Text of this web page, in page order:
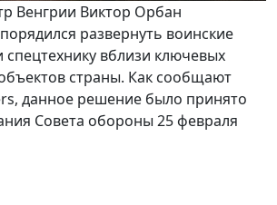
Венгрии Виктор Орбан
развернуть воинские
спецтехнику вблизи ключевых
страны. Как сообщают
данное решение было принято
Совета обороны 25 февраля